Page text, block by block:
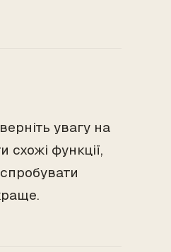
увагу на
функції,